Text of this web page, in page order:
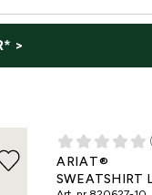
>
ONLINE ONLY
ARIAT®
SWEATSHIRT